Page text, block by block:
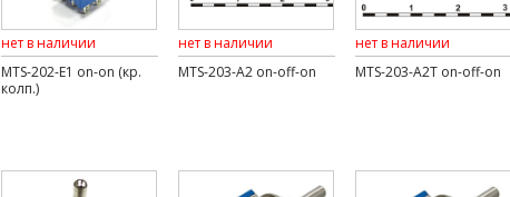
нет в наличии
MTS-202-E1 on-on (кр.
колп.)
нет в наличии
MTS-203-A2 on-off-on
нет в наличии
MTS-203-A2T on-off-on